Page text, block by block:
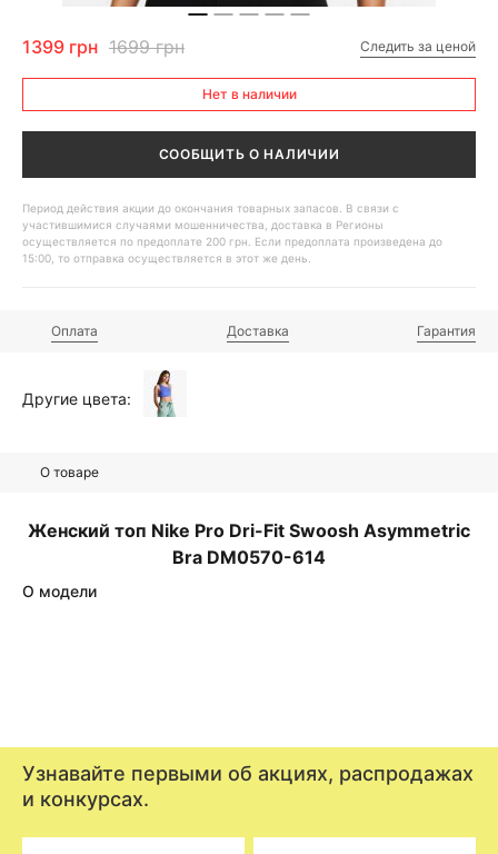
1399 грн 1699 грн Следить за ценой
Нет в наличии
СООБЩИТЬ О НАЛИЧИИ
Период действия акции до окончания товарных запасов. В связи с
участившимися случаями мошенничества, доставка в Регионы
осуществляется по предоплате 200 грн. Если предоплата произведена до
15:00, то отправка осуществляется в этот же день.
Оплата Доставка Гарантия
Другие цвета:
О товаре
Женский топ Nike Pro Dri-Fit Swoosh Asymmetric
Bra DM0570-614
О модели
Узнавайте первыми об акциях, распродажах
и конкурсах.